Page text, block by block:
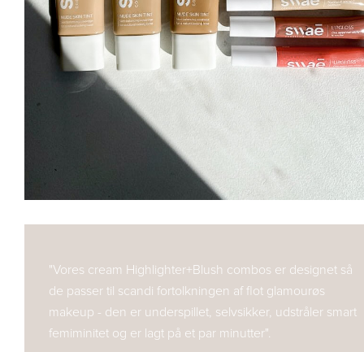
"Vores cream Highlighter+Blush combos er designet så
de passer til scandi fortolkningen af flot glamourøs
makeup - den er underspillet, selvsikker, udstråler smart
femiminitet og er lagt på et par minutter".